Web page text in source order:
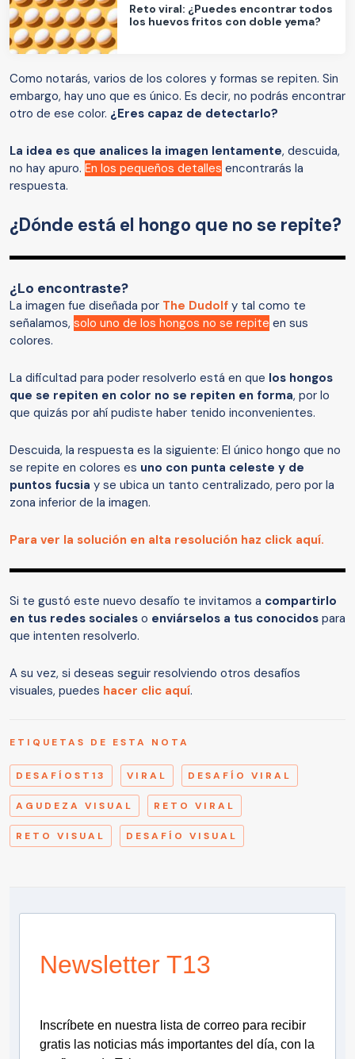
Reto viral: ¿Puedes encontrar todos
los huevos fritos con doble yema?
Como notarás, varios de los colores y formas se repiten. Sin
embargo, hay uno que es único. Es decir, no podrás encontrar
otro de ese color. ¿Eres capaz de detectarlo?
La idea es que analices la imagen lentamente, descuida,
no hay apuro. En los pequeños detalles encontrarás la
respuesta.
¿Dónde está el hongo que no se repite?
¿Lo encontraste?
La imagen fue diseñada por The Dudolf y tal como te
señalamos, solo uno de los hongos no se repite en sus
colores.
La dificultad para poder resolverlo está en que los hongos
que se repiten en color no se repiten en forma, por lo
que quizás por ahí pudiste haber tenido inconvenientes.
Descuida, la respuesta es la siguiente: El único hongo que no
se repite en colores es uno con punta celeste y de
puntos fucsia y se ubica un tanto centralizado, pero por la
zona inferior de la imagen.
Para ver la solución en alta resolución haz click aquí.
Si te gustó este nuevo desafío te invitamos a compartirlo
en tus redes sociales o enviárselos a tus conocidos para
que intenten resolverlo.
A su vez, si deseas seguir resolviendo otros desafíos
visuales, puedes hacer clic aquí.
ETIQUETAS DE ESTA NOTA
DESAFÍOST13 VIRAL DESAFÍO VIRAL
AGUDEZA VISUAL RETO VIRAL
RETO VISUAL DESAFÍO VISUAL
Newsletter T13
Inscríbete en nuestra lista de correo para recibir
gratis las noticias más importantes del día, con la